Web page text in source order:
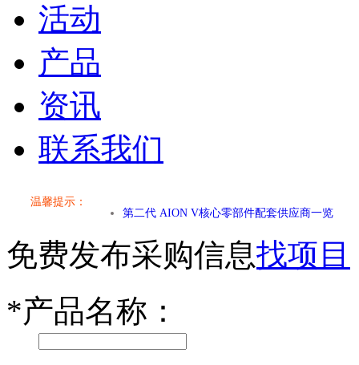
活动
产品
资讯
联系我们
温馨提示：
乐道L60核心零部件配套供应商一览
小米SU7核心零部件配套供应商一览
第二代 AION V核心零部件配套供应商一览
免费发布采购信息找项目
*产品名称：